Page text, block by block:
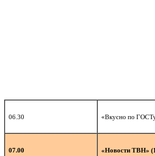
06.30 «Вкусно по
07.00 «Новости ТВН»